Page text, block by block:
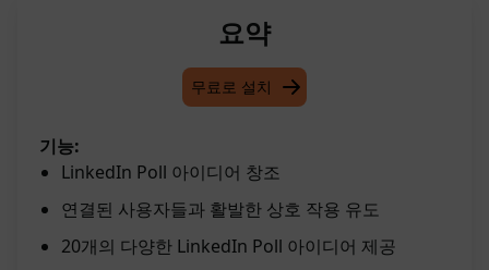
요약
무료로 설치
기능:
LinkedIn Poll 아이디어 창조
연결된 사용자들과 활발한 상호 작용 유도
20개의 다양한 LinkedIn Poll 아이디어 제공